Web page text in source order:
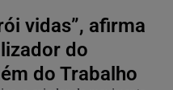
vidas”, afirma
do
do Trabalho